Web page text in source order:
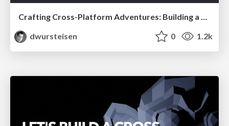
Crafting Cross-Platform Adventures: Building a Game Engine with Kotlin Multiplatform
dwursteisen
0 1.2k